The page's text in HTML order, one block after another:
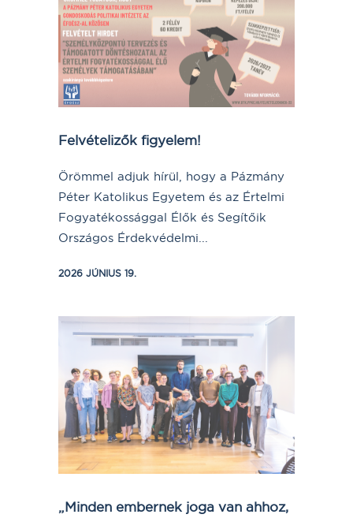
Felvételizők figyelem!
Örömmel adjuk hírül, hogy a Pázmány
Péter Katolikus Egyetem és az Értelmi
Fogyatékossággal Élők és Segítőik
Országos Érdekvédelmi...
2026 JÚNIUS 19.
„Minden embernek joga van ahhoz,